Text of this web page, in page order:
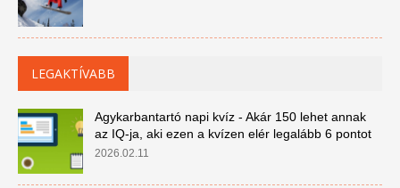
LEGAKTÍVABB
Agykarbantartó napi kvíz - Akár 150 lehet annak
az IQ-ja, aki ezen a kvízen elér legalább 6 pontot
2026.02.11